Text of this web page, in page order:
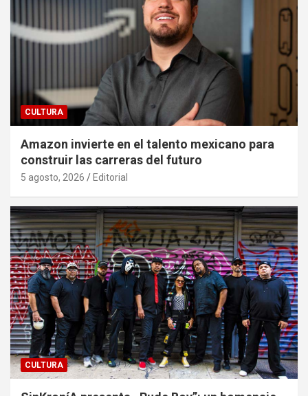
CULTURA
Amazon invierte en el talento mexicano para
construir las carreras del futuro
5 agosto, 2026 Editorial
CULTURA